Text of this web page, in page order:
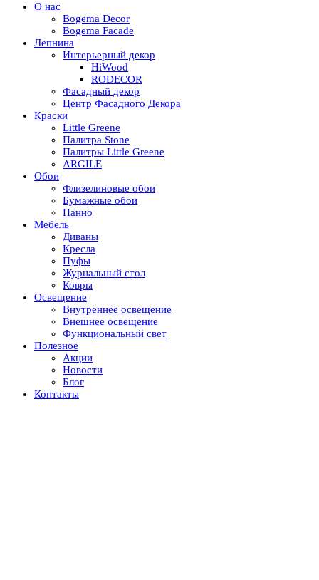
О нас
Bogema Decor
Bogema Facade
Лепнина
Интерьерный декор
HiWood
RODECOR
Фасадный декор
Центр Фасадного Декора
Краски
Little Greene
Палитра Stone
Палитры Little Greene
ARGILE
Обои
Флизелиновые обои
Бумажные обои
Панно
Мебель
Диваны
Кресла
Пуфы
Журнальный стол
Ковры
Освещение
Внутреннее освещение
Внешнее освещение
Функциональный свет
Полезное
Акции
Новости
Блог
Контакты